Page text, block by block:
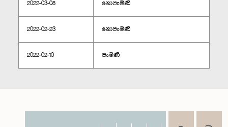
2022-03-08 නොපැමිණි
2022-02-23 නොපැමිණි
2022-02-10 පැමිණි